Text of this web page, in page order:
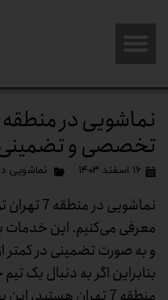
تخصصی و تضمینی
۱۶ اسفند ۱۴۰۳ نماشویی در
نماشویی
معرفی می‌کنیم. این خدمات
بنابراین اگر به دنبال یک